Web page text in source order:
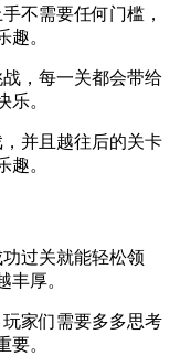
不需要任何门槛，
趣。
，每一关都会带给
乐。
并且越往后的关卡
趣。
过关就能轻松领
丰厚。
家们需要多多思考
要。